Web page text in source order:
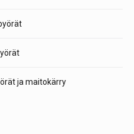
ja maitokärry